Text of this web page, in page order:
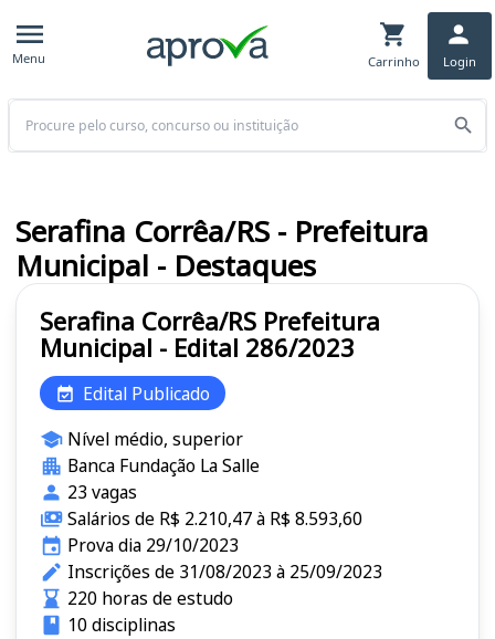
Menu Carrinho Login
Buscar
Serafina Corrêa/RS Prefeitura
Municipal - Edital 286/2023
Edital Publicado
Nível médio, superior
Banca Fundação La Salle
23 vagas
Salários de R$ 2.210,47 à R$ 8.593,60
Prova dia 29/10/2023
Inscrições de 31/08/2023 à 25/09/2023
220 horas de estudo
10 disciplinas
Serafina Corrêa/RS - Prefeitura
Municipal - Destaques